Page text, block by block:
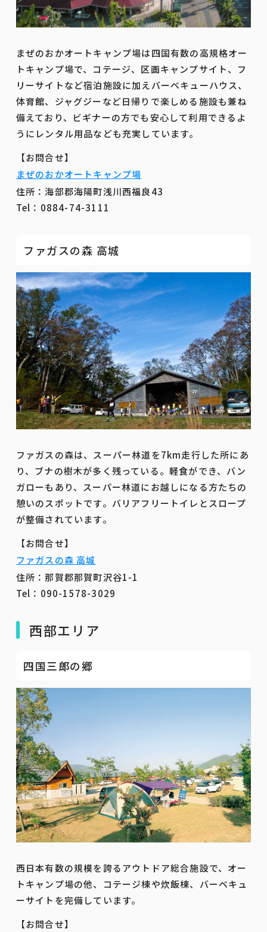
まぜのおかオートキャンプ場は四国有数の高規格オー
トキャンプ場で、コテージ、区画キャンプサイト、フ
リーサイトなど宿泊施設に加えバーベキューハウス、
体育館、ジャグジーなど日帰りで楽しめる施設も兼ね
備えており、ビギナーの方でも安心して利用できるよ
うにレンタル用品なども充実しています。
【お問合せ】
まぜのおかオートキャンプ場
住所：海部郡海陽町浅川西福良43
Tel：0884-74-3111
ファガスの森 高城
ファガスの森は、スーパー林道を7km走行した所にあ
り、ブナの樹木が多く残っている。軽食ができ、バン
ガローもあり、スーパー林道にお越しになる方たちの
憩いのスポットです。バリアフリートイレとスロープ
が整備されています。
【お問合せ】
ファガスの森 高城
住所：那賀郡那賀町沢谷1-1
Tel：090-1578-3029
西部エリア
四国三郎の郷
西日本有数の規模を誇るアウトドア総合施設で、オー
トキャンプ場の他、コテージ棟や炊飯棟、バーベキュ
ーサイトを完備しています。
【お問合せ】